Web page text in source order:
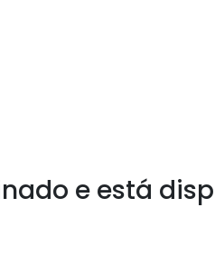
e está